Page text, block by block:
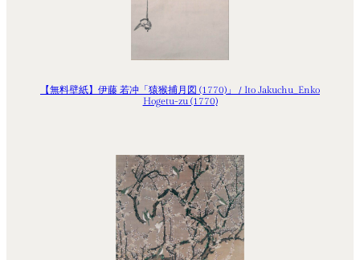
【無料壁紙】伊藤 若冲「猿猴捕月図 (1770)」 / Ito Jakuchu_Enko
Hogetu-zu (1770)